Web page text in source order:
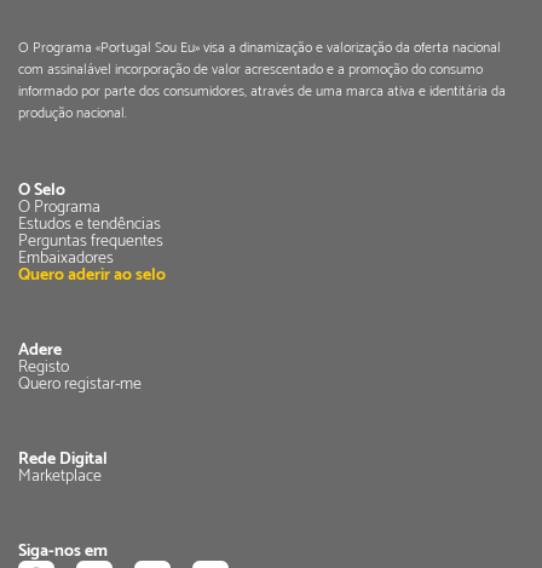
O Programa «Portugal Sou Eu» visa a dinamização e valorização da oferta nacional
com assinalável incorporação de valor acrescentado e a promoção do consumo
informado por parte dos consumidores, através de uma marca ativa e identitária da
produção nacional.
O Selo
O Programa
Estudos e tendências
Perguntas frequentes
Embaixadores
Quero aderir ao selo
Adere
Registo
Quero registar-me
Rede Digital
Marketplace
Siga-nos em